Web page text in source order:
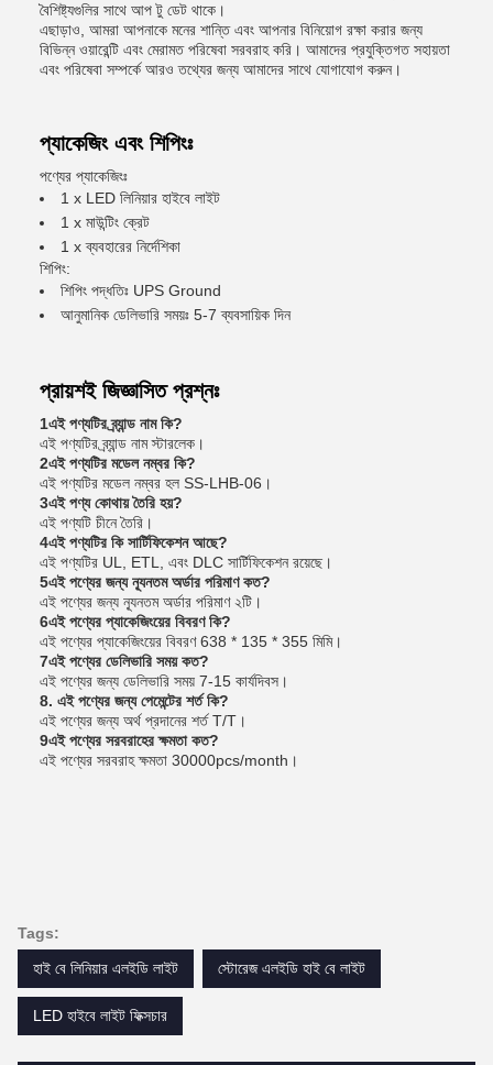
বৈশিষ্ট্যগুলির সাথে আপ টু ডেট থাকে।
এছাড়াও, আমরা আপনাকে মনের শান্তি এবং আপনার বিনিয়োগ রক্ষা করার জন্য
বিভিন্ন ওয়ারেন্টি এবং মেরামত পরিষেবা সরবরাহ করি। আমাদের প্রযুক্তিগত সহায়তা
এবং পরিষেবা সম্পর্কে আরও তথ্যের জন্য আমাদের সাথে যোগাযোগ করুন।
প্যাকেজিং এবং শিপিংঃ
পণ্যের প্যাকেজিংঃ
1 x LED লিনিয়ার হাইবে লাইট
1 x মাউন্টিং ক্রেট
1 x ব্যবহারের নির্দেশিকা
শিপিং:
শিপিং পদ্ধতিঃ UPS Ground
আনুমানিক ডেলিভারি সময়ঃ 5-7 ব্যবসায়িক দিন
প্রায়শই জিজ্ঞাসিত প্রশ্নঃ
1এই পণ্যটির ব্র্যান্ড নাম কি?
এই পণ্যটির ব্র্যান্ড নাম স্টারলেক।
2এই পণ্যটির মডেল নম্বর কি?
এই পণ্যটির মডেল নম্বর হল SS-LHB-06।
3এই পণ্য কোথায় তৈরি হয়?
এই পণ্যটি চীনে তৈরি।
4এই পণ্যটির কি সার্টিফিকেশন আছে?
এই পণ্যটির UL, ETL, এবং DLC সার্টিফিকেশন রয়েছে।
5এই পণ্যের জন্য ন্যূনতম অর্ডার পরিমাণ কত?
এই পণ্যের জন্য ন্যূনতম অর্ডার পরিমাণ ২টি।
6এই পণ্যের প্যাকেজিংয়ের বিবরণ কি?
এই পণ্যের প্যাকেজিংয়ের বিবরণ 638 * 135 * 355 মিমি।
7এই পণ্যের ডেলিভারি সময় কত?
এই পণ্যের জন্য ডেলিভারি সময় 7-15 কার্যদিবস।
8. এই পণ্যের জন্য পেমেন্টের শর্ত কি?
এই পণ্যের জন্য অর্থ প্রদানের শর্ত T/T।
9এই পণ্যের সরবরাহের ক্ষমতা কত?
এই পণ্যের সরবরাহ ক্ষমতা 30000pcs/month।
Tags:
হাই বে লিনিয়ার এলইডি লাইট
স্টোরেজ এলইডি হাই বে লাইট
LED হাইবে লাইট ফিক্সচার